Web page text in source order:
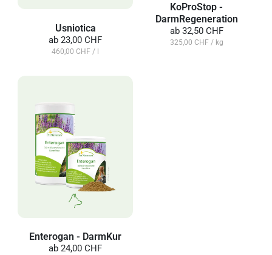
Usniotica
ab 23,00 CHF
460,00 CHF / l
KoProStop -
DarmRegeneration
ab32,50 CHF
325,00 CHF / kg
Enterogan - DarmKur
ab 24,00 CHF